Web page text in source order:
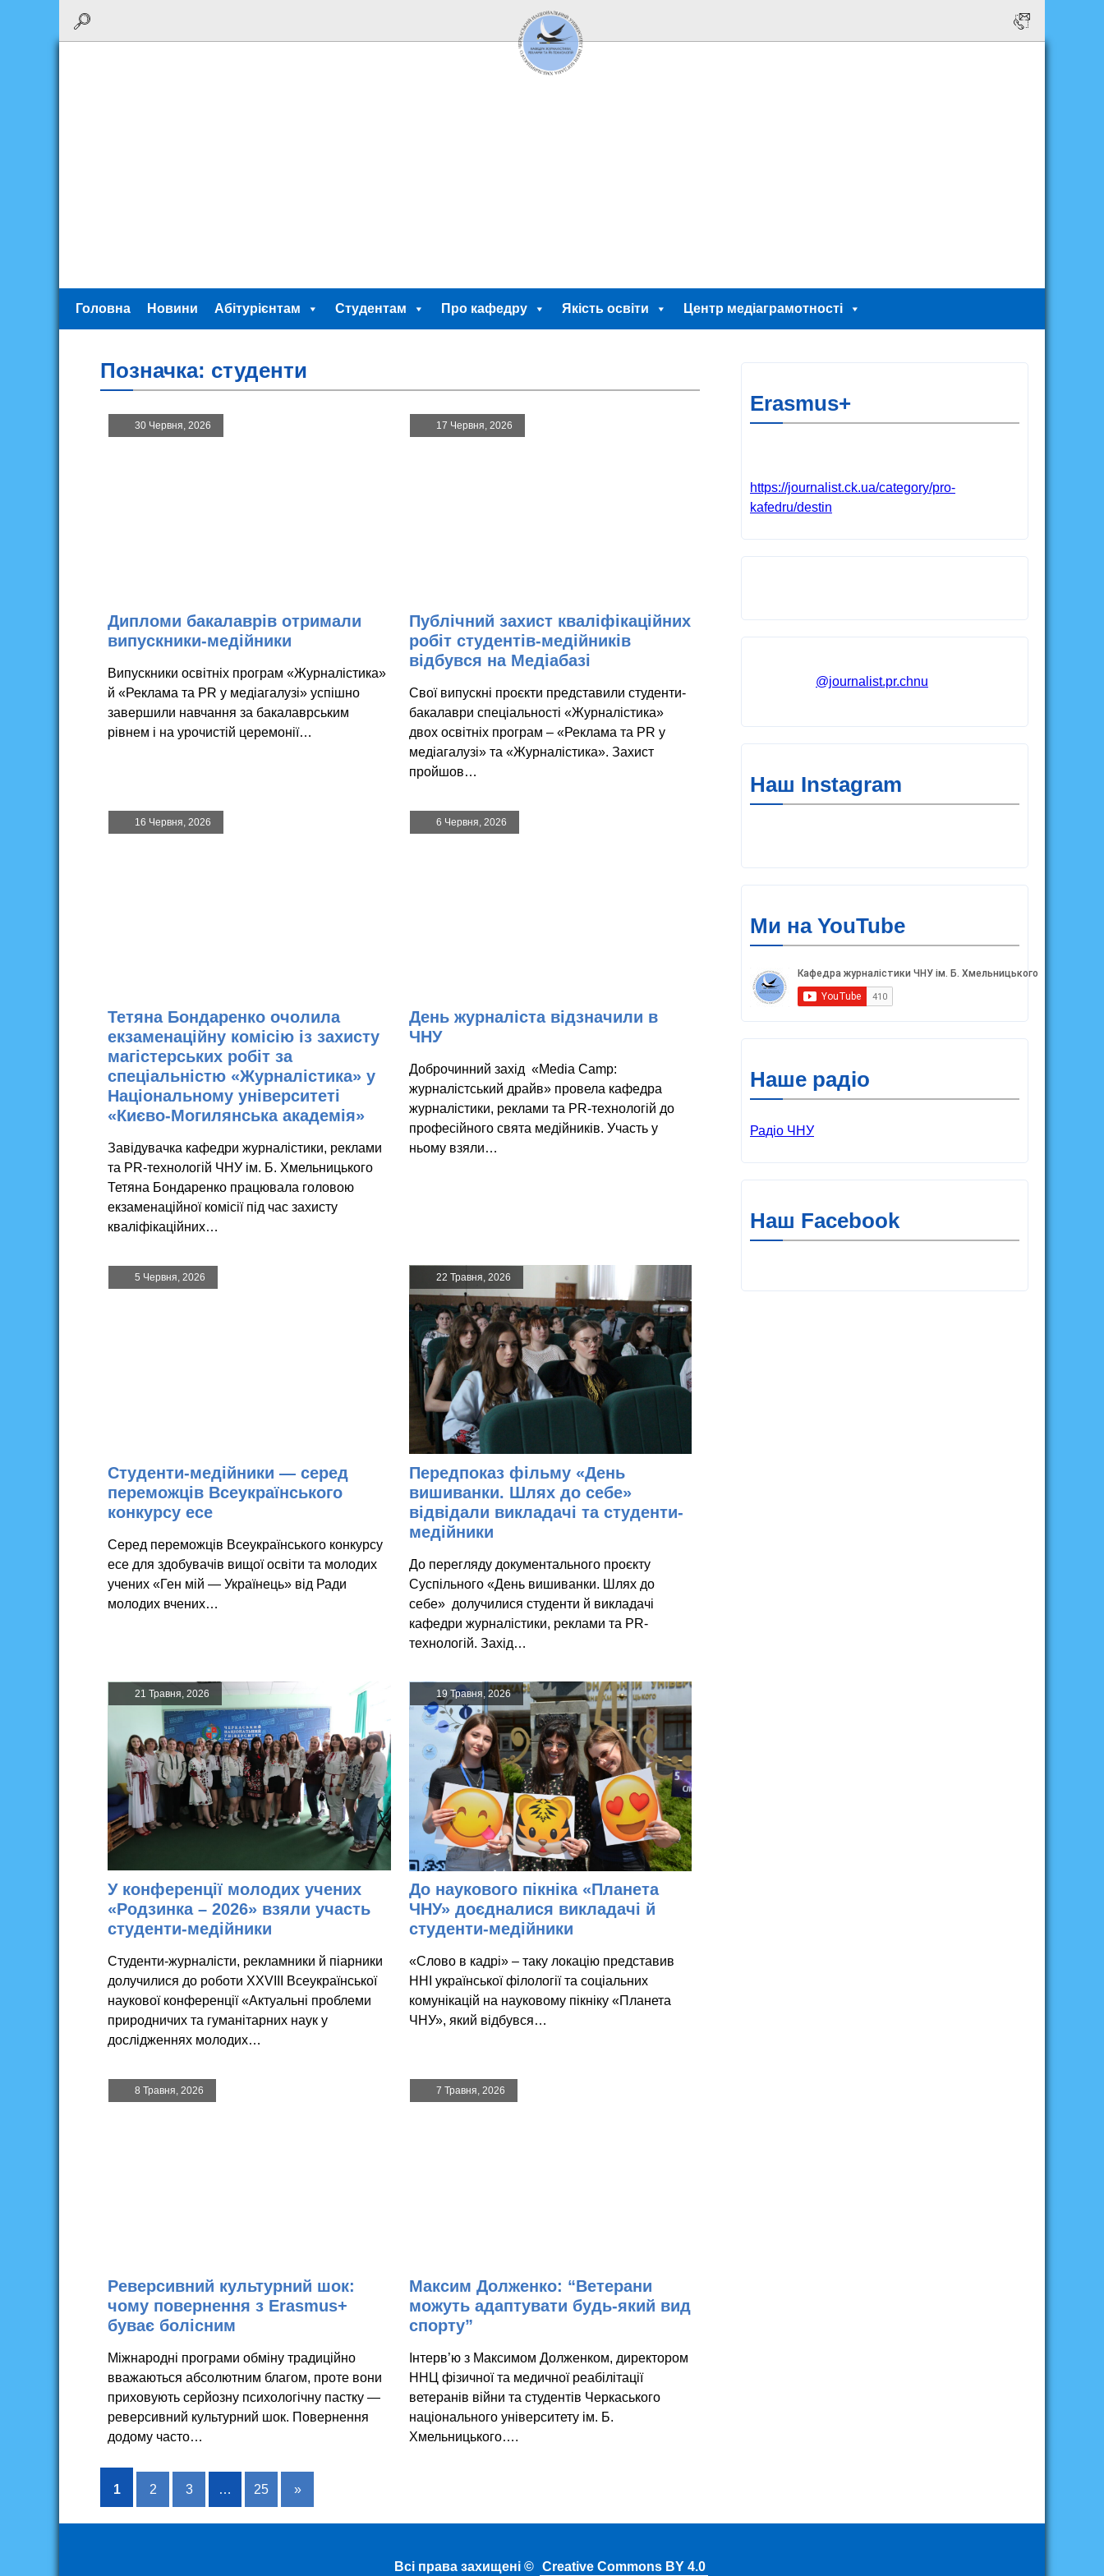
Головна Новини Абітурієнтам Студентам Про кафедру Якість освіти Центр медіаграмотності
Позначка: студенти
30 Червня, 2026
Дипломи бакалаврів отримали
випускники-медійники
Випускники освітніх програм «Журналістика»
й «Реклама та PR у медіагалузі» успішно
завершили навчання за бакалаврським
рівнем і на урочистій церемонії…
17 Червня, 2026
Публічний захист кваліфікаційних
робіт студентів-медійників
відбувся на Медіабазі
Свої випускні проєкти представили студенти-
бакалаври спеціальності «Журналістика»
двох освітніх програм – «Реклама та PR у
медіагалузі» та «Журналістика». Захист
пройшов…
16 Червня, 2026
Тетяна Бондаренко очолила
екзаменаційну комісію із захисту
магістерських робіт за
спеціальністю «Журналістика» у
Національному університеті
«Києво-Могилянська академія»
Завідувачка кафедри журналістики, реклами
та PR-технологій ЧНУ ім. Б. Хмельницького
Тетяна Бондаренко працювала головою
екзаменаційної комісії під час захисту
кваліфікаційних…
6 Червня, 2026
День журналіста відзначили в
ЧНУ
Доброчинний захід «Media Camp:
журналістський драйв» провела кафедра
журналістики, реклами та PR-технологій до
професійного свята медійників. Участь у
ньому взяли…
5 Червня, 2026
Студенти-медійники — серед
переможців Всеукраїнського
конкурсу есе
Серед переможців Всеукраїнського конкурсу
есе для здобувачів вищої освіти та молодих
учених «Ген мій — Українець» від Ради
молодих вчених…
22 Травня, 2026
Передпоказ фільму «День
вишиванки. Шлях до себе»
відвідали викладачі та студенти-
медійники
До перегляду документального проєкту
Суспільного «День вишиванки. Шлях до
себе» долучилися студенти й викладачі
кафедри журналістики, реклами та PR-
технологій. Захід…
21 Травня, 2026
У конференції молодих учених
«Родзинка – 2026» взяли участь
студенти-медійники
Студенти-журналісти, рекламники й піарники
долучилися до роботи XХVIІІ Всеукраїнської
наукової конференції «Актуальні проблеми
природничих та гуманітарних наук у
дослідженнях молодих…
19 Травня, 2026
До наукового пікніка «Планета
ЧНУ» доєдналися викладачі й
студенти-медійники
«Слово в кадрі» – таку локацію представив
ННІ української філології та соціальних
комунікацій на науковому пікніку «Планета
ЧНУ», який відбувся…
8 Травня, 2026
Реверсивний культурний шок:
чому повернення з Erasmus+
буває болісним
Міжнародні програми обміну традиційно
вважаються абсолютним благом, проте вони
приховують серйозну психологічну пастку —
реверсивний культурний шок. Повернення
додому часто…
7 Травня, 2026
Максим Долженко: “Ветерани
можуть адаптувати будь-який вид
спорту”
Інтерв’ю з Максимом Долженком, директором
ННЦ фізичної та медичної реабілітації
ветеранів війни та студентів Черкаського
національного університету ім. Б.
Хмельницького….
1 2 3 … 25 »
Erasmus+
https://journalist.ck.ua/category/pro-
kafedru/destin
@journalist.pr.chnu
Наш Instagram
Ми на YouTube
Наше радіо
Радіо ЧНУ
Наш Facebook
Всі права захищені © Creative Commons BY 4.0